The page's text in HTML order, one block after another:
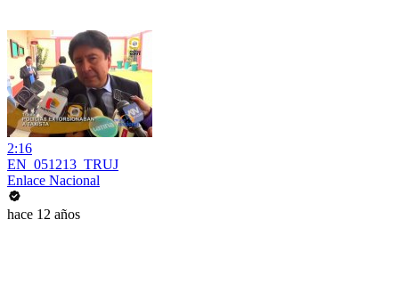
2:16
EN_051213_TRUJ
Enlace Nacional
hace 12 años